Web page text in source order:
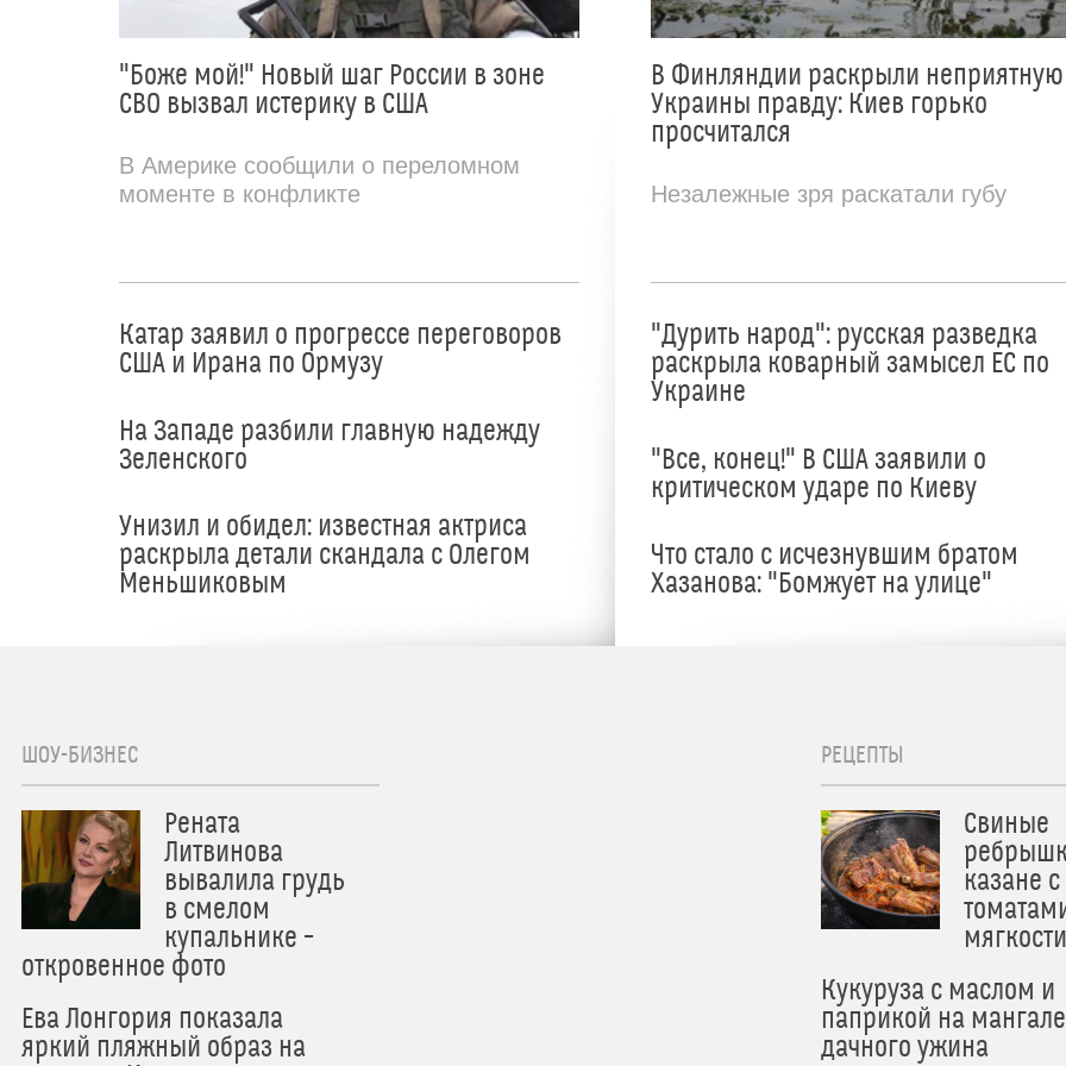
"Боже мой!" Новый шаг России в зоне
СВО вызвал истерику в США
В Америке сообщили о переломном
моменте в конфликте
Катар заявил о прогрессе переговоров
США и Ирана по Ормузу
На Западе разбили главную надежду
Зеленского
Унизил и обидел: известная актриса
раскрыла детали скандала с Олегом
Меньшиковым
В Финляндии раскрыли
Украины правду: Киев горько
просчитался
Незалежные зря раскатали губу
"Дурить народ": русская разведка
раскрыла коварный замысел ЕС по
Украине
"Все, конец!" В США заявили о
критическом ударе по Киеву
Что стало с исчезнувшим братом
Хазанова: "Бомжует на улице"
ШОУ-БИЗНЕС
Рената
Литвинова
вывалила грудь
в смелом
купальнике –
откровенное фото
Ева Лонгория показала
яркий пляжный образ на
РЕЦЕПТЫ
Свиные
казане
мягкости
Кукуруза с маслом и
паприкой на
дачного ужина